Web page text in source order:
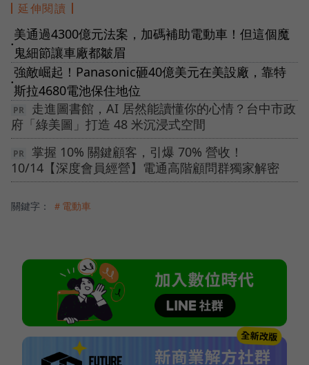
延伸閱讀
●
美通過4300億元法案，加碼補助電動車！但這個魔
鬼細節讓車廠都皺眉
●
強敵崛起！Panasonic砸40億美元在美設廠，靠特
斯拉4680電池保住地位
走進圖書館，AI 居然能讀懂你的心情？台中市政
府「綠美圖」打造 48 米沉浸式空間
掌握 10% 關鍵顧客，引爆 70% 營收！
10/14【深度會員經營】電通高階顧問群獨家解密
關鍵字： ＃電動車